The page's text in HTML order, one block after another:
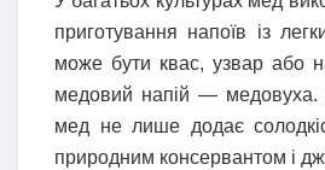
приготування напоїв із
може бути квас, узвар або
медовий напій — медовуха.
мед не лише додає
природним консервантом і